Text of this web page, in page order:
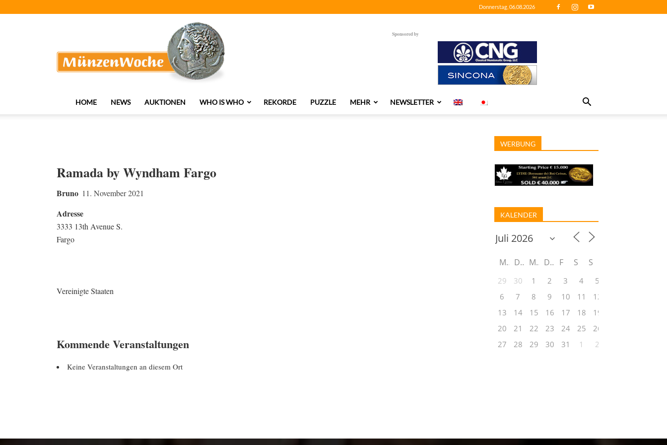
Donnerstag, 06.08.2026
Sponsored by
HOME NEWS AUKTIONEN WHO IS WHO REKORDE PUZZLE MEHR NEWSLETTER
Ramada by Wyndham Fargo
Bruno 11. November 2021
Adresse
3333 13th Avenue S.
Fargo
Vereinigte Staaten
Kommende Veranstaltungen
Keine Veranstaltungen an diesem Ort
WERBUNG
KALENDER
M D M D F S S
29 30 1 2 3 4
5
6
7 8 9 10 11
12
13
14 15 16 17 18
19
20
21 22 23 24 25
26
27
28 29 30 31 1 2